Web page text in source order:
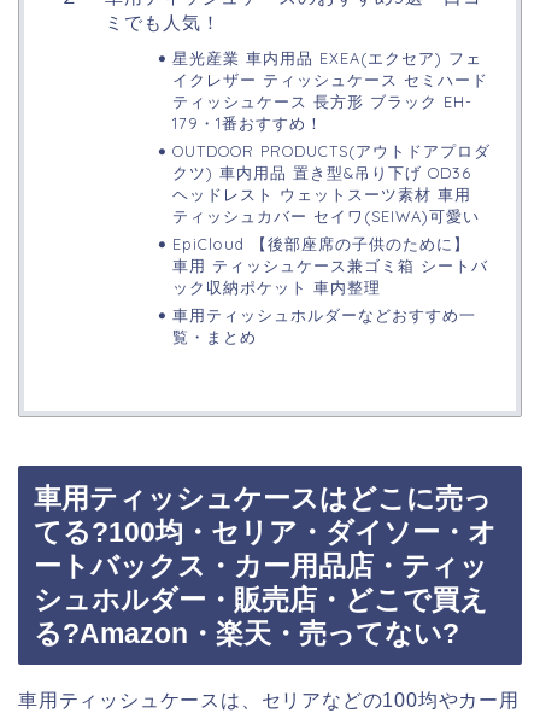
ミでも人気！
星光産業 車内用品 EXEA(エクセア) フェ
イクレザー ティッシュケース セミハード
ティッシュケース 長方形 ブラック EH-
179・1番おすすめ！
OUTDOOR PRODUCTS(アウトドアプロダ
クツ) 車内用品 置き型&吊り下げ OD36
ヘッドレスト ウェットスーツ素材 車用
ティッシュカバー セイワ(SEIWA)可愛い
EpiCloud 【後部座席の子供のために】
車用 ティッシュケース兼ゴミ箱 シートバ
ック収納ポケット 車内整理
車用ティッシュホルダーなどおすすめ一
覧・まとめ
車用ティッシュケースはどこに売っ
てる?100均・セリア・ダイソー・オ
ートバックス・カー用品店・ティッ
シュホルダー・販売店・どこで買え
る?Amazon・楽天・売ってない?
車用ティッシュケースは、セリアなどの100均やカー用